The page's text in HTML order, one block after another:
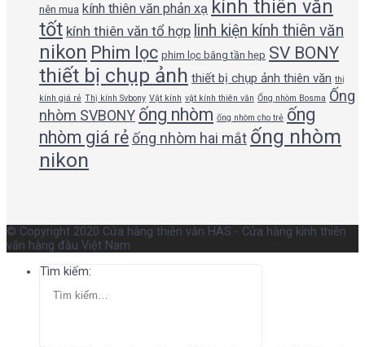
nên mua kính thiên văn phản xạ kính thiên văn
tốt kính thiên văn tổ hợp linh kiện kính thiên văn
nikon Phim lọc phim lọc băng tần hẹp SV BONY
thiết bị chụp ảnh thiết bị chụp ảnh thiên văn thị
kính giá rẻ Thị kính Svbony Vật kính vật kính thiên văn Ống nhòm Bosma Ống
nhòm SVBONY ống nhòm ống nhòm cho trẻ ống
nhòm giá rẻ ống nhòm hai mắt ống nhòm
nikon
© Copyright 2020 Cửa hàng thiên văn HAS - Cửa hàng kính thiên
văn hàng đầu Việt Nam
Tìm kiếm: